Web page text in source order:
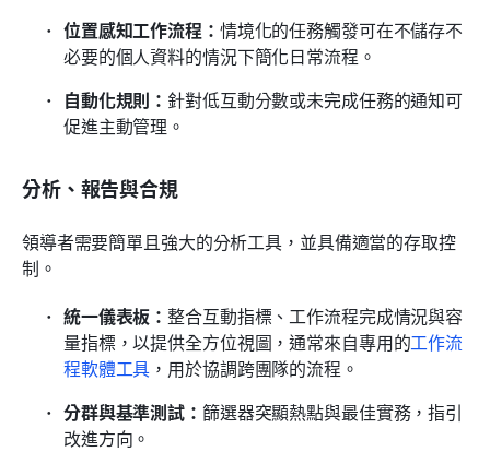
位置感知工作流程： 情境化的任務觸發可在不儲存不
必要的個人資料的情況下簡化日常流程。
自動化規則： 針對低互動分數或未完成任務的通知可
促進主動管理。
分析、報告與合規
領導者需要簡單且強大的分析工具，並具備適當的存取控
制。
統一儀表板： 整合互動指標、工作流程完成情況與容
量指標，以提供全方位視圖，通常來自專用的工作流
程軟體工具 ，用於協調跨團隊的流程。
分群與基準測試： 篩選器突顯熱點與最佳實務，指引
改進方向。